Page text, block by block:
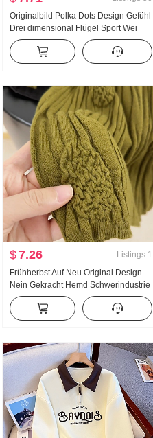
Originalbild Polka Dots Design Gefühl
Drei dimensional Flügel Sport Wei
Hosen Damen Neu Leicht Asien Wind
Locker Gerade geschnitten Schlank
Freizeithose
$7.26 Listings 1
Frühherbst Auf Neu Original Design
Nein Gekracht Hemd Schwerindustrie
Jacquard Strick Top Damen Herbst
Neu Schlank